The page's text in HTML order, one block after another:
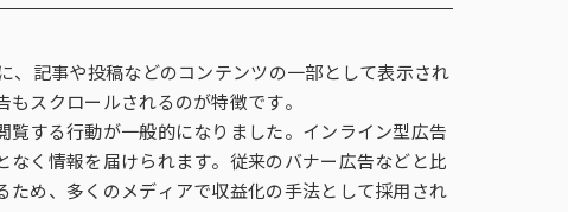
（FGI）
ホーム・ユース・テスト（HUT）
パネル®）
キッチンダイアリー®
Genometrics®（ゲノメトリクス）
広告目標マネジメントプログラム
課
記事や投稿などのコンテンツの一部として表示され
スクロールされるのが特徴です。
する行動が一般的になりました。インライン型広告
く情報を届けられます。従来のバナー広告などと比
め、多くのメディアで収益化の手法として採用され